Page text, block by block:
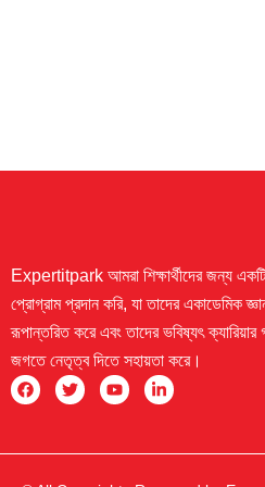
Expertitpark আমরা শিক্ষার্থীদের জন্য একটি
প্রোগ্রাম প্রদান করি, যা তাদের একাডেমিক
রূপান্তরিত করে এবং তাদের ভবিষ্যৎ
জগতে নেতৃত্ব দিতে সহায়তা করে।